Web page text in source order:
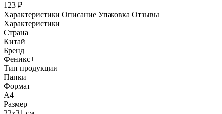
123 ₽
Характеристики Описание Упаковка Отзывы
Характеристики
Страна
Китай
Бренд
Феникс+
Тип продукции
Папки
Формат
А4
Размер